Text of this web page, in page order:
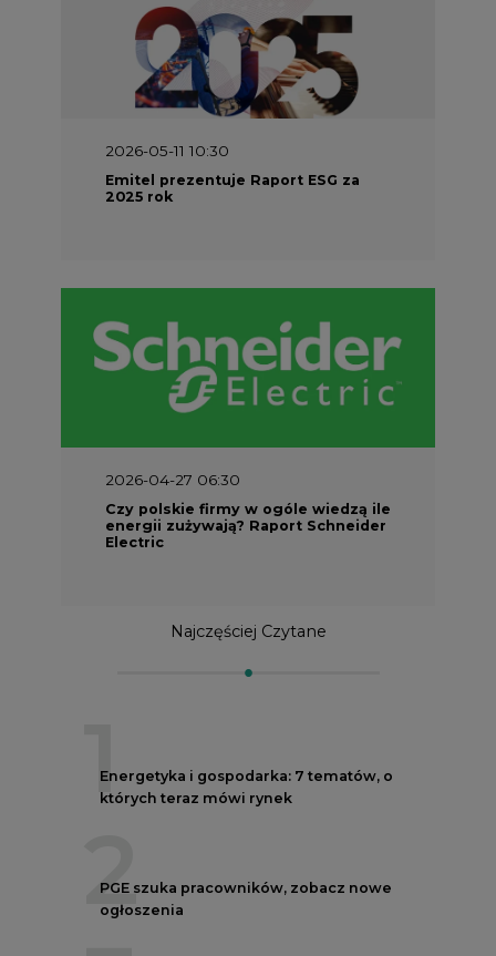
2026-05-11 10:30
Emitel prezentuje Raport ESG za
2025 rok
2026-04-27 06:30
Czy polskie firmy w ogóle wiedzą ile
energii zużywają? Raport Schneider
Electric
Najczęściej Czytane
1
Energetyka i gospodarka: 7 tematów, o
których teraz mówi rynek
2
PGE szuka pracowników, zobacz nowe
ogłoszenia